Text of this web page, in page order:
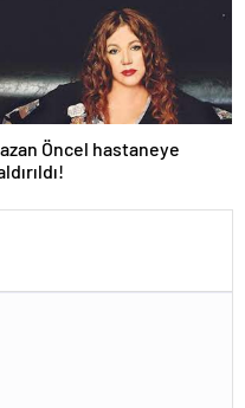
Öncel hastaneye